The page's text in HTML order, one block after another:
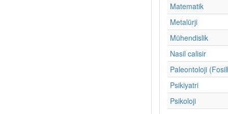
Matematik
Metalürji
Mühendislik
Nasil calisir
Paleontoloji
Psikiyatri
Psikoloji